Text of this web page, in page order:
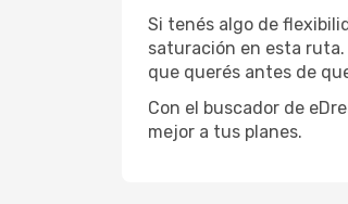
Si tenés algo de
saturación en esta
que querés antes de
Con el buscador de
mejor a tus planes.